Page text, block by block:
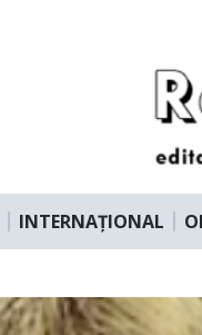
INTERNAȚIONAL